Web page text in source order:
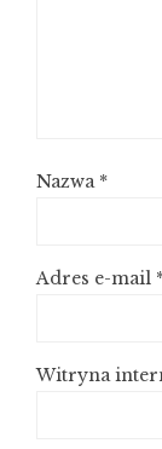
Nazwa *
Adres e-mail
Witryna